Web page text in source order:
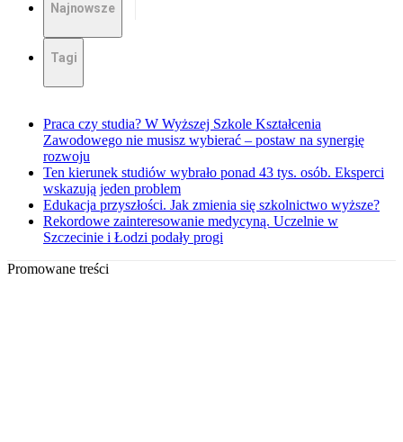
Najnowsze
Tagi
Praca czy studia? W Wyższej Szkole Kształcenia
Zawodowego nie musisz wybierać – postaw na synergię
rozwoju
Ten kierunek studiów wybrało ponad 43 tys. osób. Eksperci
wskazują jeden problem
Edukacja przyszłości. Jak zmienia się szkolnictwo wyższe?
Rekordowe zainteresowanie medycyną. Uczelnie w
Szczecinie i Łodzi podały progi
Promowane treści